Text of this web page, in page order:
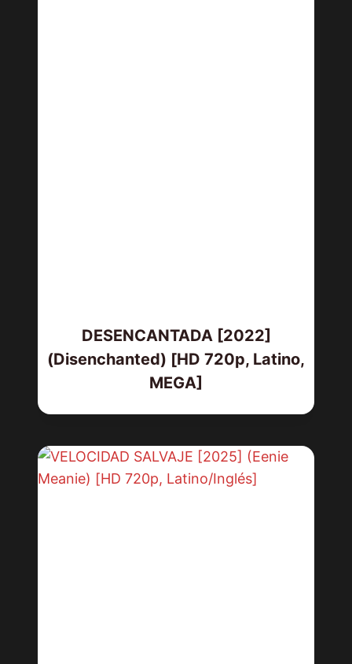
DESENCANTADA [2022]
(Disenchanted) [HD 720p, Latino,
MEGA]